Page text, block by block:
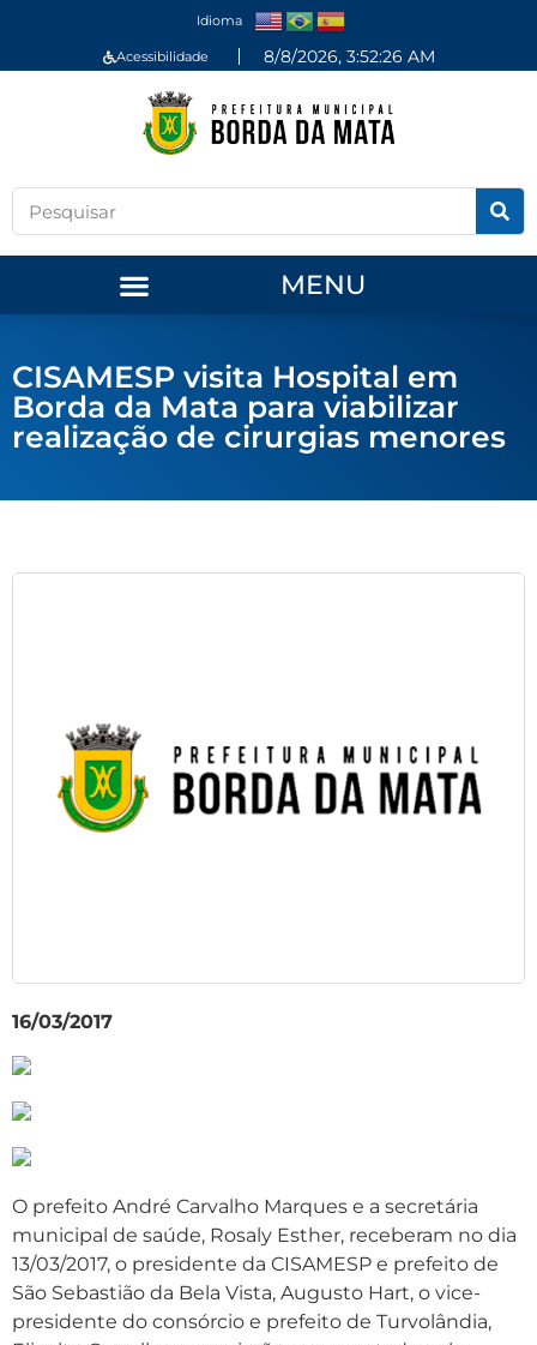
Idioma
Acessibilidade 8/8/2026, 3:52:26 AM
MENU
CISAMESP visita Hospital em
Borda da Mata para viabilizar
realização de cirurgias menores
16/03/2017
O prefeito André Carvalho Marques e a secretária
municipal de saúde, Rosaly Esther, receberam no dia
13/03/2017, o presidente da CISAMESP e prefeito de
São Sebastião da Bela Vista, Augusto Hart, o vice-
presidente do consórcio e prefeito de Turvolândia,